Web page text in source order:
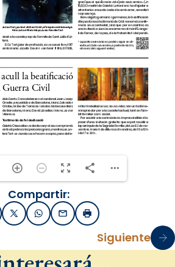
Compartir:
X / TwitterWhatsApp
EmailImprimir
Siguiente